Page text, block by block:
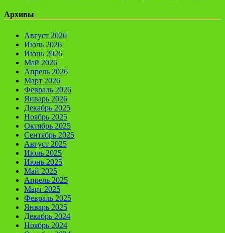
Архивы
Август 2026
Июль 2026
Июнь 2026
Май 2026
Апрель 2026
Март 2026
Февраль 2026
Январь 2026
Декабрь 2025
Ноябрь 2025
Октябрь 2025
Сентябрь 2025
Август 2025
Июль 2025
Июнь 2025
Май 2025
Апрель 2025
Март 2025
Февраль 2025
Январь 2025
Декабрь 2024
Ноябрь 2024